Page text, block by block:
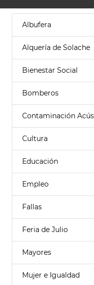
Albufera
Alquería de Solache
Bienestar Social
Bomberos
Contaminación
Cultura
Educación
Empleo
Fallas
Feria de Julio
Mayores
Mujer e Igualdad